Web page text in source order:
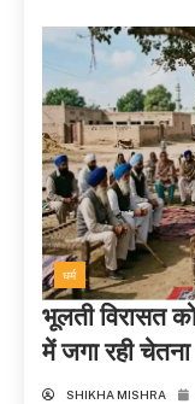
धर्म
भूलती विरासत
में जगा रही
SHIKHA MISHRA